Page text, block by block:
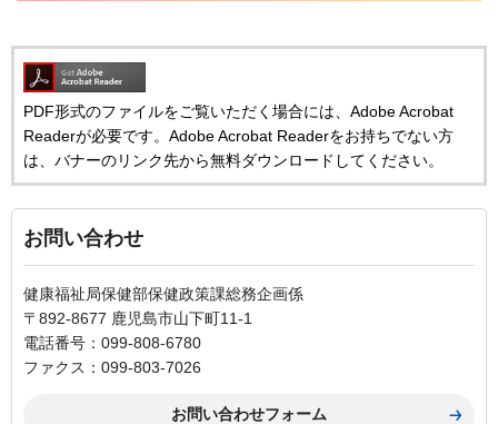
PDF形式のファイルをご覧いただく場合には、Adobe Acrobat
Readerが必要です。Adobe Acrobat Readerをお持ちでない方
は、バナーのリンク先から無料ダウンロードしてください。
お問い合わせ
健康福祉局保健部保健政策課総務企画係
〒892-8677 鹿児島市山下町11-1
電話番号：099-808-6780
ファクス：099-803-7026